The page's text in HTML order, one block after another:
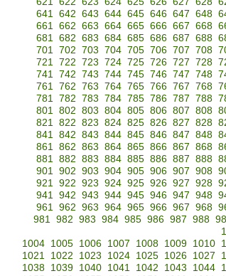
641 642 643 644 645 646 647 648
661 662 663 664 665 666 667 668
681 682 683 684 685 686 687 688
701 702 703 704 705 706 707 708
721 722 723 724 725 726 727 728
741 742 743 744 745 746 747 748
761 762 763 764 765 766 767 768
781 782 783 784 785 786 787 788
801 802 803 804 805 806 807 808
821 822 823 824 825 826 827 828
841 842 843 844 845 846 847 848
861 862 863 864 865 866 867 868
881 882 883 884 885 886 887 888
901 902 903 904 905 906 907 908
921 922 923 924 925 926 927 928
941 942 943 944 945 946 947 948
961 962 963 964 965 966 967 968
981 982 983 984 985 986 987 988
1004 1005 1006 1007 1008 1009 1010
1021
1022 1023 1024 1025 1026 1027
1038
1039 1040 1041 1042 1043 1044